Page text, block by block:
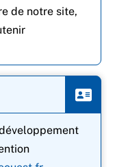
de notre site,